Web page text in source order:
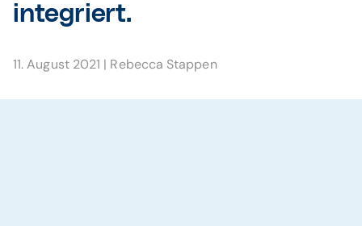
integriert.
11. August 2021 | Rebecca Stappen